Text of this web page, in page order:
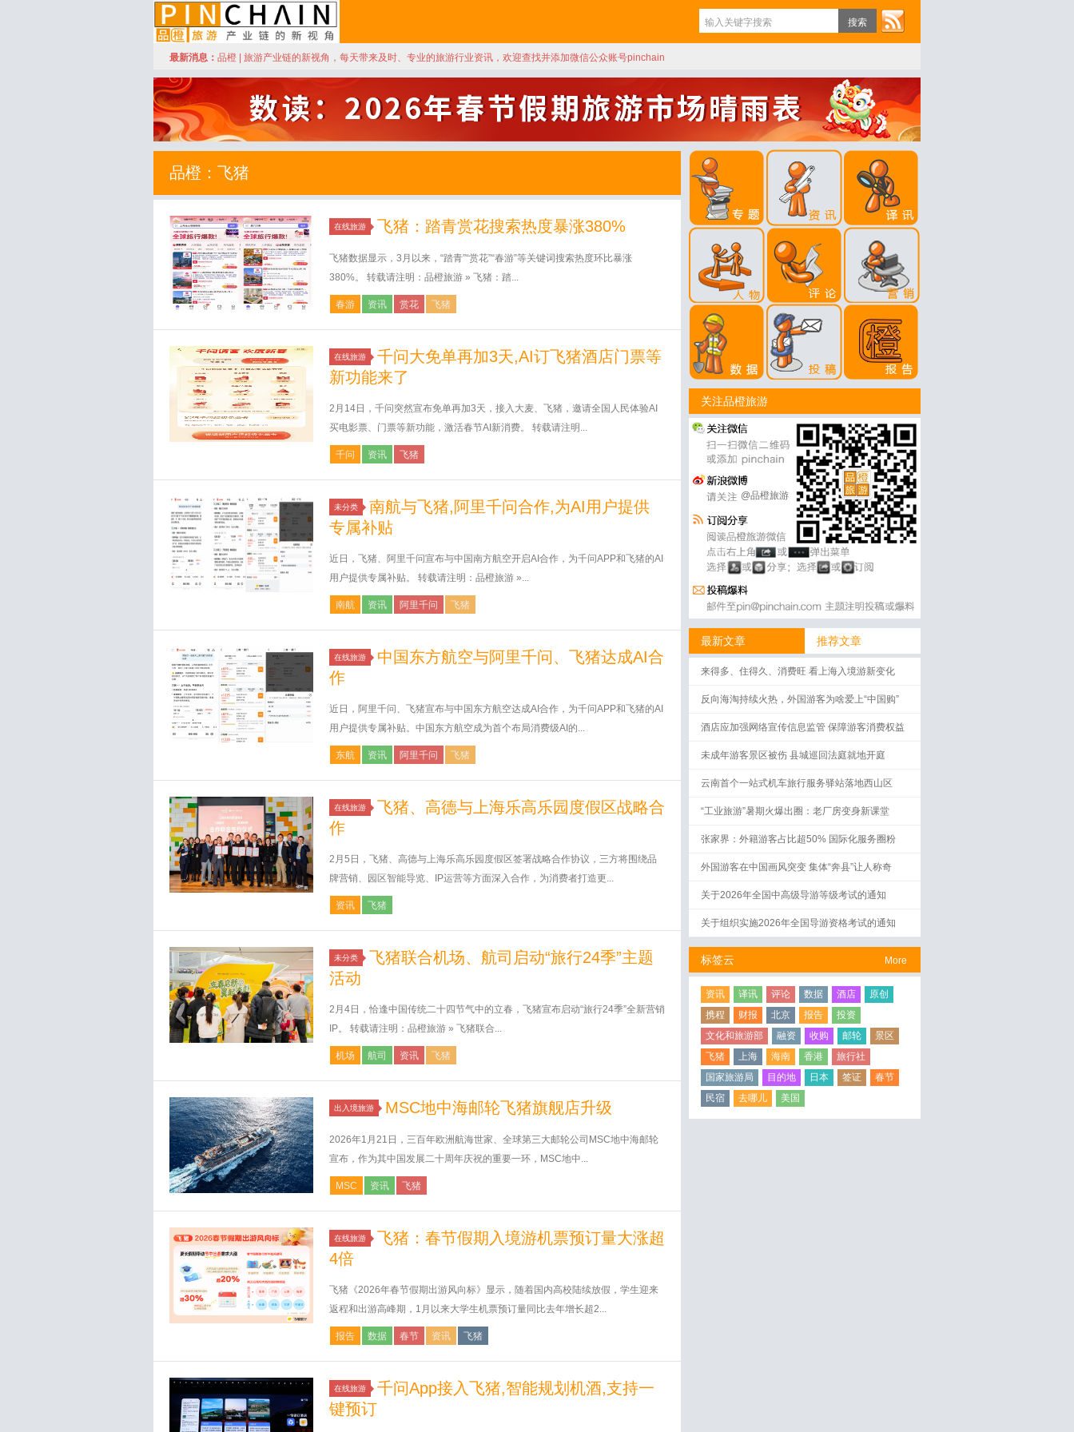
品橙旅游
最新消息： 品橙 | 旅游产业链的新视角，每天带来及时、专业的旅游行业资讯，欢迎查找并添加微信公众账号pinchain
品橙：飞猪
在线旅游 飞猪：踏青赏花搜索热度暴涨380%
飞猪数据显示，3月以来，“踏青”“赏花”“春游”等关键词搜索热度环比暴涨
380%。 转载请注明：品橙旅游 » 飞猪：踏...
春游 资讯 赏花 飞猪
在线旅游
千问大免单再加3天,AI订飞猪酒店门票等
新功能来了
2月14日，千问突然宣布免单再加3天，接入大麦、飞猪，邀请全国人民体验AI
买电影票、门票等新功能，激活春节AI新消费。 转载请注明...
千问 资讯 飞猪
未分类
南航与飞猪,阿里千问合作,为AI用户提供
专属补贴
近日，飞猪、阿里千问宣布与中国南方航空开启AI合作，为千问APP和飞猪的AI
用户提供专属补贴。 转载请注明：品橙旅游 »...
南航 资讯 阿里千问 飞猪
在线旅游
中国东方航空与阿里千问、飞猪达成AI合
作
近日，阿里千问、飞猪宣布与中国东方航空达成AI合作，为千问APP和飞猪的AI
用户提供专属补贴。中国东方航空成为首个布局消费级AI的...
东航 资讯 阿里千问 飞猪
在线旅游
飞猪、高德与上海乐高乐园度假区战略合
作
2月5日，飞猪、高德与上海乐高乐园度假区签署战略合作协议，三方将围绕品
牌营销、园区智能导览、IP运营等方面深入合作，为消费者打造更...
资讯 飞猪
未分类
飞猪联合机场、航司启动“旅行24季”主题
活动
2月4日，恰逢中国传统二十四节气中的立春，飞猪宣布启动“旅行24季”全新营销
IP。 转载请注明：品橙旅游 » 飞猪联合...
机场 航司 资讯 飞猪
出入境旅游 MSC地中海邮轮飞猪旗舰店升级
2026年1月21日，三百年欧洲航海世家、全球第三大邮轮公司MSC地中海邮轮
宣布，作为其中国发展二十周年庆祝的重要一环，MSC地中...
MSC 资讯 飞猪
在线旅游
飞猪：春节假期入境游机票预订量大涨超
4倍
飞猪《2026年春节假期出游风向标》显示，随着国内高校陆续放假，学生迎来
返程和出游高峰期，1月以来大学生机票预订量同比去年增长超2...
报告 数据 春节 资讯 飞猪
在线旅游
千问App接入飞猪,智能规划机酒,支持一
键预订
关注品橙旅游
@品橙旅游
最新文章 推荐文章
来得多、住得久、消费旺 看上海入境游新变化
反向海淘持续火热，外国游客为啥爱上“中国购”
酒店应加强网络宣传信息监管 保障游客消费权益
未成年游客景区被伤 县城巡回法庭就地开庭
云南首个一站式机车旅行服务驿站落地西山区
“工业旅游”暑期火爆出圈：老厂房变身新课堂
张家界：外籍游客占比超50% 国际化服务圈粉
外国游客在中国画风突变 集体“奔县”让人称奇
关于2026年全国中高级导游等级考试的通知
关于组织实施2026年全国导游资格考试的通知
More
标签云
资讯 译讯 评论 数据 酒店
原创
携程
财报 北京 报告
投资
文化和旅游部
融资 收购 邮轮
景区
飞猪
上海 海南 香港
旅行社
国家旅游局
目的地 日本 签证
春节
民宿
去哪儿 美国